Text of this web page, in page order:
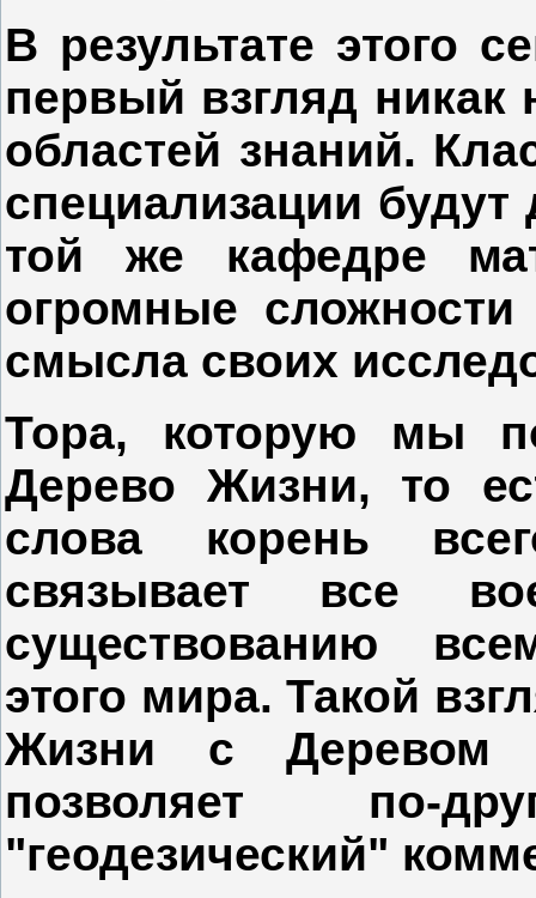
В результате этого
первый взгляд
областей знаний.
специализации
той же кафедре
огромные
смысла своих
Тора, которую мы
Дерево Жизни, то
слова корень
связывает все
существованию
этого мира. Такой
Жизни с Деревом
позволяет по-
"геодезический"